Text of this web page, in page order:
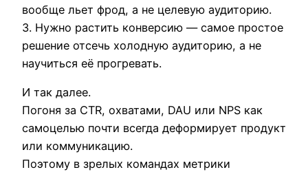
вообще льет фрод, а не целевую аудиторию.
3. Нужно растить конверсию — самое простое
решение отсечь холодную аудиторию, а не
научиться её прогревать.
И так далее.
Погоня за CTR, охватами, DAU или NPS как
самоцелью почти всегда деформирует продукт
или коммуникацию.
Поэтому в зрелых командах метрики